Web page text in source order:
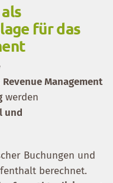
für das
Revenue Management
werden
und
Buchungen und
berechnet.